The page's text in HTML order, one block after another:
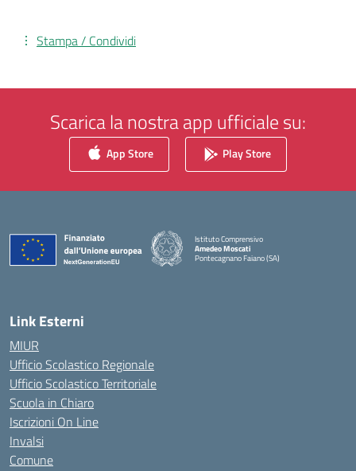
Stampa / Condividi
Scarica la nostra app ufficiale su:
App Store Play Store
Istituto Comprensivo
Amedeo Moscati
Pontecagnano Faiano (SA)
— Visita la pagina iniziale della scuola
Link Esterni
MIUR
Ufficio Scolastico Regionale
Ufficio Scolastico Territoriale
Scuola in Chiaro
Iscrizioni On Line
Invalsi
Comune